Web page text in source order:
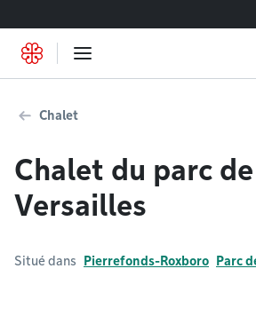
Chalet
Chalet du parc de
Versailles
Situé dans Pierrefonds-Roxboro Parc